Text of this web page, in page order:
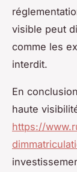
visible peut
comme les
interdit.
En
haute
https://